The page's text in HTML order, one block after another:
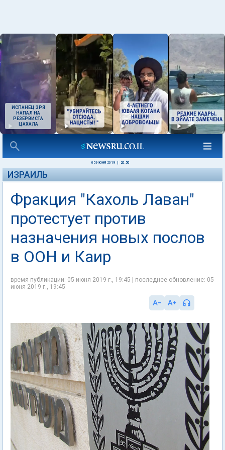
ИСПАНЕЦ ЗРЯ
НАПАЛ НА
РЕЗЕРВИСТА
ЦАХАЛА
05 ИЮНЯ 2019 20:50
ИЗРАИЛЬ
Фракция "Кахоль Лаван"
протестует против
назначения новых послов
в ООН и Каир
время публикации: 05 июня 2019 г., 19:45 | последнее обновление: 05
июня 2019 г., 19:45